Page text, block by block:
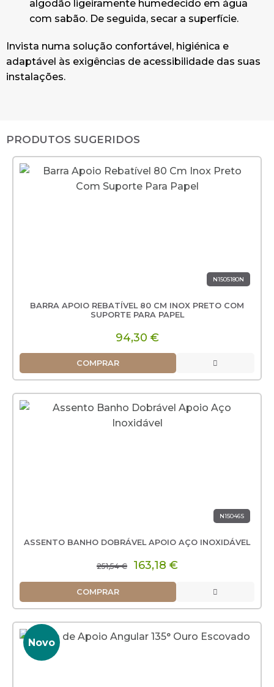
algodão ligeiramente humedecido em água
com sabão. De seguida, secar a superfície.
Invista numa solução confortável, higiénica e
adaptável às exigências de acessibilidade das suas
instalações.
PRODUTOS SUGERIDOS
N1505180N
BARRA APOIO REBATÍVEL 80 CM INOX PRETO COM
SUPORTE PARA PAPEL
94,30 €
COMPRAR
N15046S
ASSENTO BANHO DOBRÁVEL APOIO AÇO INOXIDÁVEL
251,54 € 163,18 €
COMPRAR
Novo